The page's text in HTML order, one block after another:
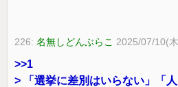
226:名無しどんぶらこ 2025/07/10(
>>1
> 「選挙に差別はいらない」「